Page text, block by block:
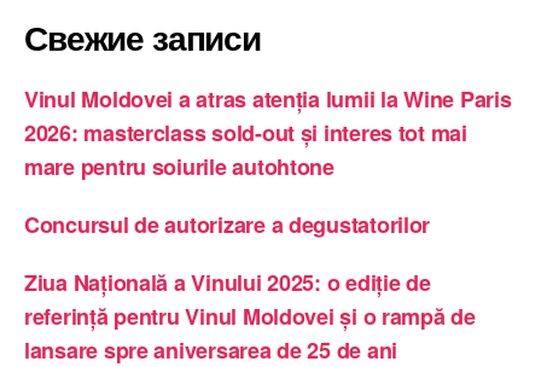
Свежие записи
Vinul Moldovei a atras atenția lumii la Wine Paris
2026: masterclass sold-out și interes tot mai
mare pentru soiurile autohtone
Concursul de autorizare a degustatorilor
Ziua Națională a Vinului 2025: o ediție de
referință pentru Vinul Moldovei și o rampă de
lansare spre aniversarea de 25 de ani